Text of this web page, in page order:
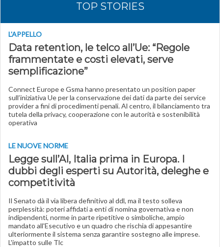
TOP STORIES
L'APPELLO
Data retention, le telco all’Ue: “Regole
frammentate e costi elevati, serve
semplificazione”
Connect Europe e Gsma hanno presentato un position paper
sull’iniziativa Ue per la conservazione dei dati da parte dei service
provider a fini di procedimenti penali. Al centro, il bilanciamento tra
tutela della privacy, cooperazione con le autorità e sostenibilità
operativa
LE NUOVE NORME
Legge sull’AI, Italia prima in Europa. I
dubbi degli esperti su Autorità, deleghe e
competitività
Il Senato dà il via libera definitivo al ddl, ma il testo solleva
perplessità: poteri affidati a enti di nomina governativa e non
indipendenti, norme in parte ripetitive o simboliche, ampio
mandato all'Esecutivo e un quadro che rischia di appesantire
ulteriormente il sistema senza garantire sostegno alle imprese.
L'impatto sulle Tlc